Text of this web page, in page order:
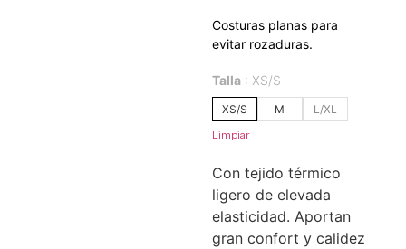
Costuras planas para
evitar rozaduras.
Talla XS/S
XS/S M L/XL
Limpiar
Con tejido térmico
ligero de elevada
elasticidad. Aportan
gran confort y calidez